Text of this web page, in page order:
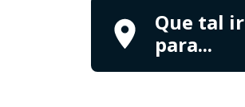
Que tal ir
para...